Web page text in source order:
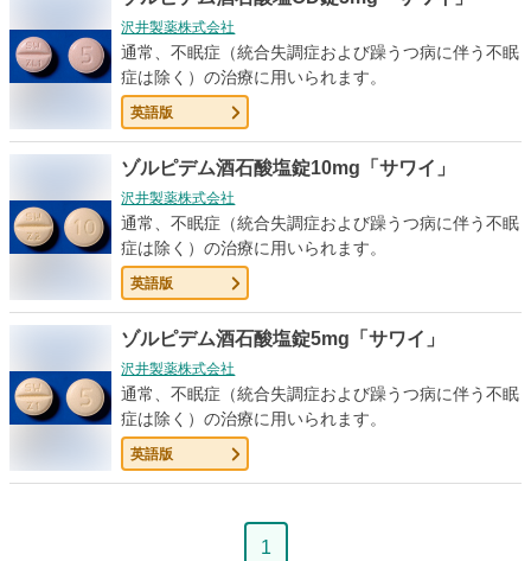
沢井製薬株式会社
通常、不眠症（統合失調症および躁うつ病に伴う不眠
症は除く）の治療に用いられます。
英語版
ゾルピデム酒石酸塩錠10mg「サワイ」
沢井製薬株式会社
通常、不眠症（統合失調症および躁うつ病に伴う不眠
症は除く）の治療に用いられます。
英語版
ゾルピデム酒石酸塩錠5mg「サワイ」
沢井製薬株式会社
通常、不眠症（統合失調症および躁うつ病に伴う不眠
症は除く）の治療に用いられます。
英語版
ペ
1